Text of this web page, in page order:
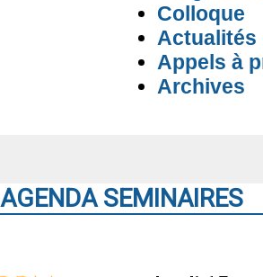
Colloque
Actualités
Appels à
Archives
AGENDA SEMINAIRES